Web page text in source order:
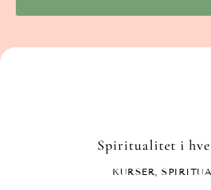
Spiritualitet i
KURSER,